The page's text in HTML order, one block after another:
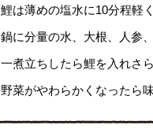
鯉は薄めの塩水に10分程軽
鍋に分量の水、大根、人参
一煮立ちしたら鯉を入れさ
野菜がやわらかくなったら